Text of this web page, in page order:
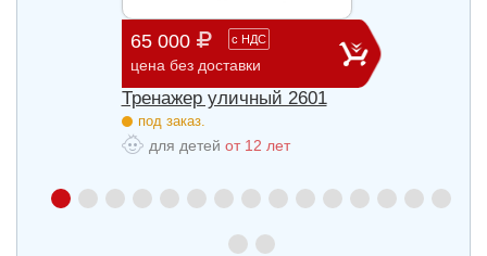
65 000 с НДС
цена без доставки
Тренажер уличный 2601
под заказ.
для детей от 12 лет